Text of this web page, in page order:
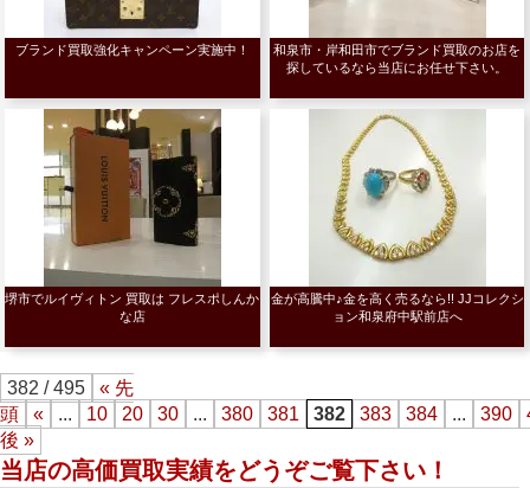
ブランド買取強化キャンペーン実施中！
和泉市・岸和田市でブランド買取のお店を
探しているなら当店にお任せ下さい。
堺市でルイヴィトン 買取は フレスポしんか
な店
金が高騰中♪金を高く売るなら!! JJコレクシ
ョン和泉府中駅前店へ
382 / 495
« 先
頭
« ... 10 20 30 ... 380 381 382 383 384 ... 390
後 »
当店の高価買取実績をどうぞご覧下さい！